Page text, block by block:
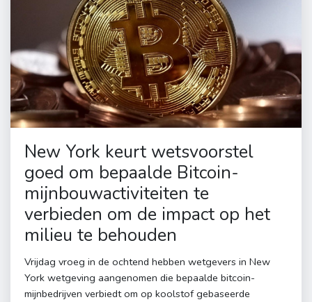
New York keurt wetsvoorstel
goed om bepaalde Bitcoin-
mijnbouwactiviteiten te
verbieden om de impact op het
milieu te behouden
Vrijdag vroeg in de ochtend hebben wetgevers in New
York wetgeving aangenomen die bepaalde bitcoin-
mijnbedrijven verbiedt om op koolstof gebaseerde